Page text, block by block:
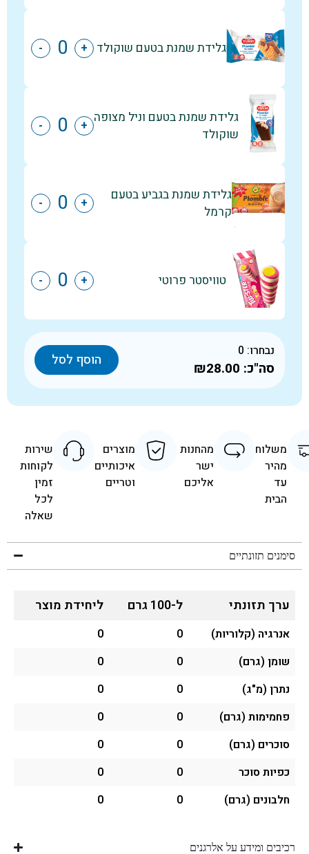
גלידת שמנת בטעם שוקולד +
-
גלידת שמנת בטעם וניל מצופה
שוקולד
+
-
גלידת שמנת בגביע בטעם
קרמל
+
-
טוויסטר פרוטי +
-
נבחרו: 0
סה"כ: ₪28.00 הוסף לסל
משלוח
מהיר
עד
הבית
מהחנות
ישר
אליכם
מוצרים
איכותיים
וטריים
שירות
לקוחות
זמין
לכל
שאלה
סימנים תזונתיים
ערך תזונתי ל-100 גרם ליחידת מוצר
אנרגיה (קלוריות) 0
0
שומן (גרם)
0
0
נתרן (מ"ג)
0
0
פחמימות (גרם)
0
0
סוכרים (גרם)
0
0
כפיות סוכר
0
0
חלבונים (גרם)
0
0
רכיבים ומידע על אלרגנים